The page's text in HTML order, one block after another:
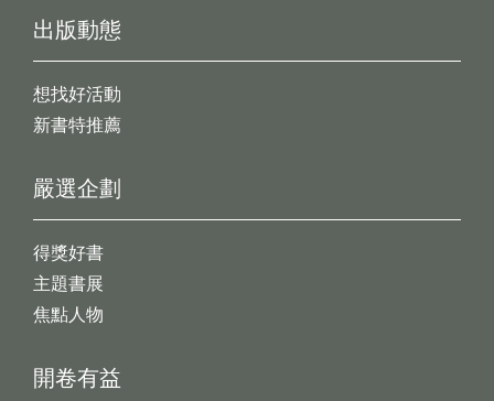
出版動態
想找好活動
新書特推薦
開卷有益
嚴選企劃
得獎好書
主題書展
焦點人物